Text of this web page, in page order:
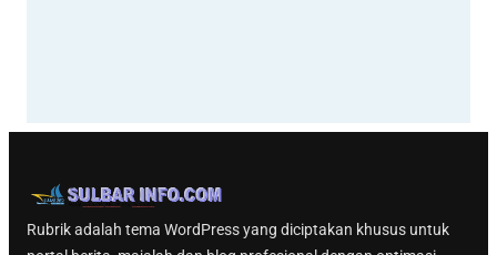
Rubrik adalah tema WordPress yang diciptakan khusus untuk